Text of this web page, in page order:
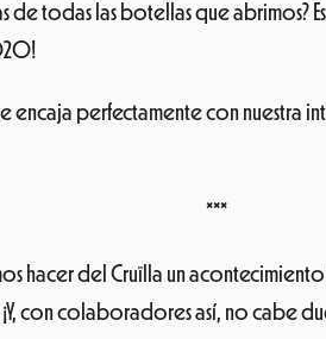
de todas las botellas que abrimos?
encaja perfectamente con nuestra
***
hacer del Cruïlla un
con colaboradores así, no cabe